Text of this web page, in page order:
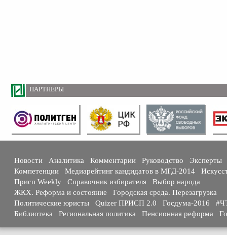
ПАРТНЕРЫ
Новости Аналитика Комментарии Руководство
Эксперты
Компетенции
Медиарейтинг кандидатов в МГД-2014
Присп Weekly
Справочник избирателя
Выбор народа
ЖКХ. Реформа и состояние
Городская среда. Перезагрузка
Политические юристы
Quizer ПРИСП 2.0 Госдума-2016
Библиотека
Региональная политика Пенсионная реформа